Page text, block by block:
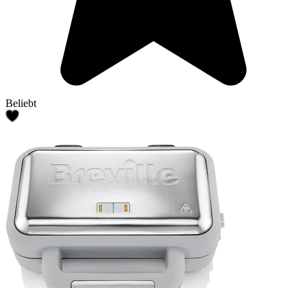
Beliebt